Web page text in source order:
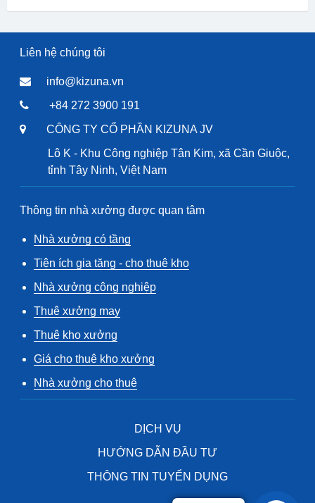
Liên hệ chúng tôi
info@kizuna.vn
+84 272 3900 191
CÔNG TY CỔ PHẦN KIZUNA JV
Lô K - Khu Công nghiệp Tân Kim, xã Cần Giuộc,
tỉnh Tây Ninh, Việt Nam
Thông tin nhà xưởng được quan tâm
Nhà xưởng có tầng
Tiện ích gia tăng - cho thuê kho
Nhà xưởng công nghiệp
Thuê xưởng may
Thuê kho xưởng
Giá cho thuê kho xưởng
Nhà xưởng cho thuê
DỊCH VỤ
HƯỚNG DẪN ĐẦU TƯ
THÔNG TIN TUYỂN DỤNG